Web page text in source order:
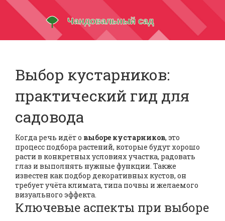
Выбор кустарников:
практический гид для
садовода
Когда речь идёт о выборе кустарников, это
процесс подбора растений, которые будут хорошо
расти в конкретных условиях участка, радовать
глаз и выполнять нужные функции. Также
известен как подбор декоративных кустов, он
требует учёта климата, типа почвы и желаемого
визуального эффекта.
Ключевые аспекты при выборе